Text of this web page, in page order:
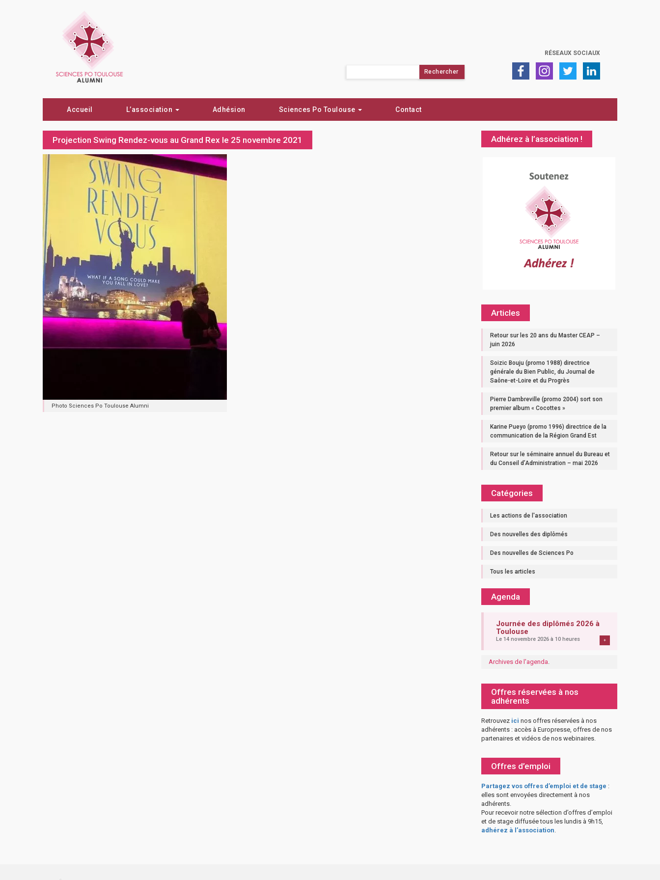
RÉSEAUX SOCIAUX
Accueil L’association Adhésion Sciences Po Toulouse Contact
Projection Swing Rendez-vous au Grand Rex le 25 novembre 2021
Photo Sciences Po Toulouse Alumni
Adhérez à l’association !
Articles
Retour sur les 20 ans du Master CEAP –
juin 2026
Soizic Bouju (promo 1988) directrice
générale du Bien Public, du Journal de
Saône-et-Loire et du Progrès
Pierre Dambreville (promo 2004) sort son
premier album « Cocottes »
Karine Pueyo (promo 1996) directrice de la
communication de la Région Grand Est
Retour sur le séminaire annuel du Bureau et
du Conseil d’Administration – mai 2026
Catégories
Les actions de l'association
Des nouvelles des diplômés
Des nouvelles de Sciences Po
Tous les articles
Agenda
Journée des diplômés 2026 à
Toulouse
Le 14 novembre 2026 à 10 heures +
Archives de l'agenda.
Offres réservées à nos
adhérents
Retrouvez ici nos offres réservées à nos
adhérents : accès à Europresse, offres de nos
partenaires et vidéos de nos webinaires.
Offres d’emploi
Partagez vos offres d’emploi et de stage :
elles sont envoyées directement à nos
adhérents.
Pour recevoir notre sélection d’offres d’emploi
et de stage diffusée tous les lundis à 9h15,
adhérez à l’association.